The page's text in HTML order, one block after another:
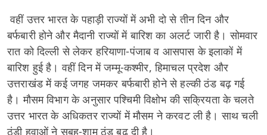
वहीं उत्तर भारत के पहाड़ी राज्यों में अभी दो से तीन दिन और
बर्फबारी होने और मैदानी राज्यों में बारिश का अलर्ट जारी है। सोमवार
रात को दिल्ली से लेकर हरियाणा-पंजाब व आसपास के इलाकों में
बारिश हुई है। वहीं दिन में जम्मू-कश्मीर, हिमाचल प्रदेश और
उत्तराखंड में कई जगह जमकर बर्फबारी होने से हल्की ठंड बढ़ गई
है। मौसम विभाग के अनुसार पश्चिमी विक्षोभ की सक्रियता के चलते
उत्तर भारत के अधिकतर राज्यों में मौसम ने करवट ली है। साथ चली
ठंडी हवाओं ने सुबह-शाम ठंड बढ़ दी है।